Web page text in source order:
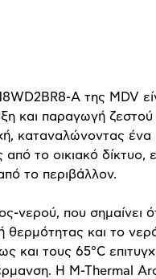
Α της MDV
και παραγωγή
καταναλώνοντας ένα
από το οικιακό δίκτυο,
το περιβάλλον.
νερού, που σημαίνει
θερμότητας και το
και τους 65°C
Η M-Thermal